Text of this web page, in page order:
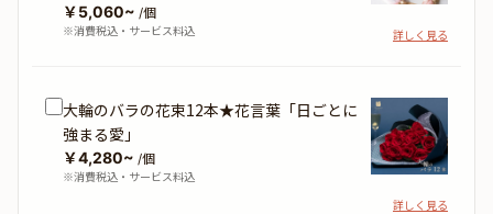
￥5,060~ /個
※消費税込・サービス料込
詳しく見る
大輪のバラの花束12本★花言葉「日ごとに
強まる愛」
￥4,280~ /個
※消費税込・サービス料込
詳しく見る